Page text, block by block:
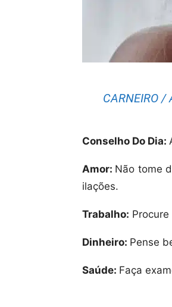
CARNEIRO
Conselho Do Dia:
Amor: Não tome
ilações.
Trabalho:
Dinheiro: Pense
Saúde: Faça